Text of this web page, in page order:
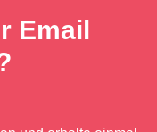
Email